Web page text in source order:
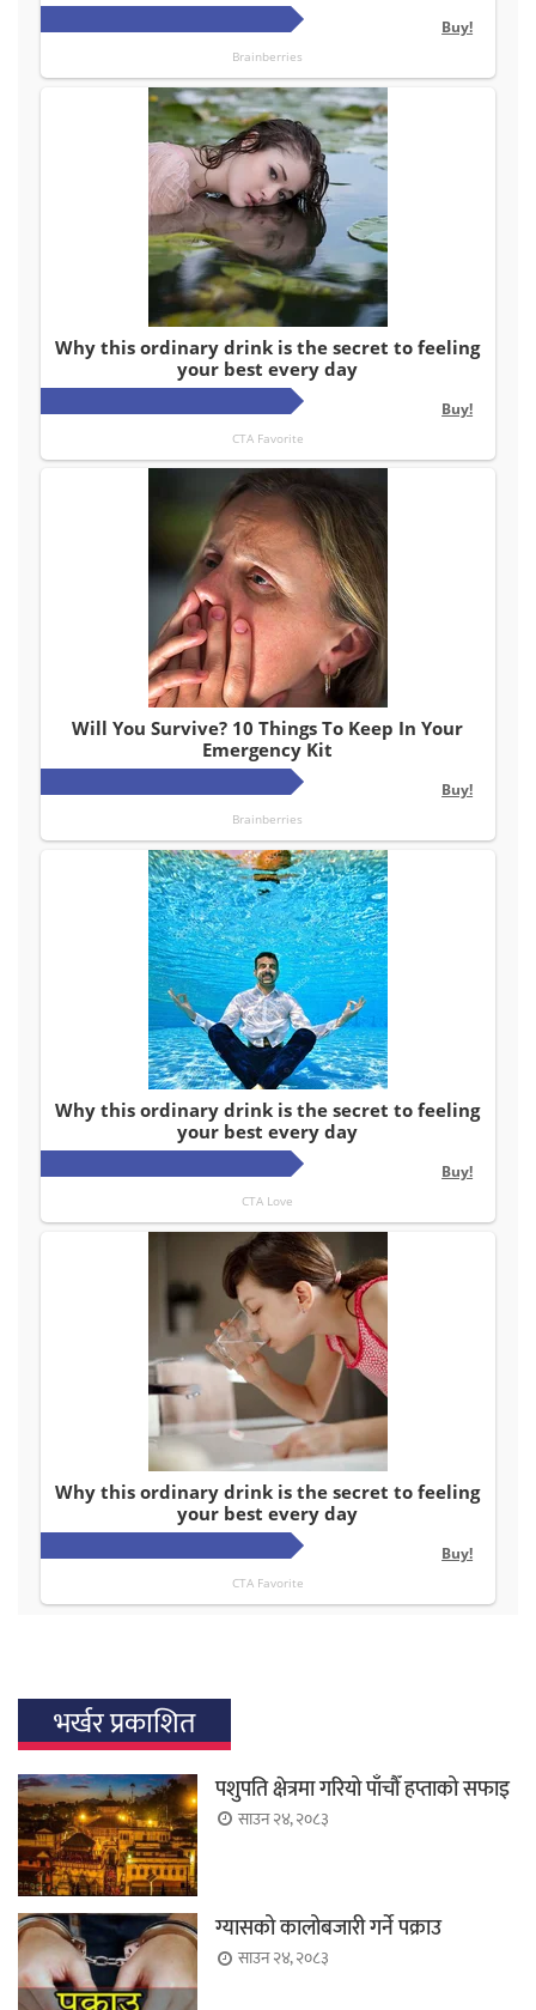
भर्खर प्रकाशित
पशुपति क्षेत्रमा गरियो पाँचौँ हप्ताको सफाइ
साउन २४, २०८३
ग्यासको कालोबजारी गर्ने पक्राउ
साउन २४, २०८३